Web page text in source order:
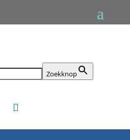
Zoekknop
